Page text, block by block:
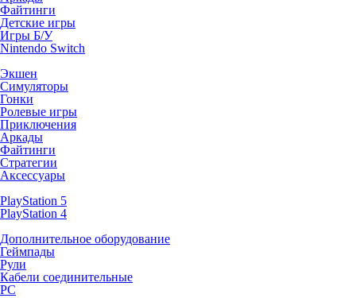
Файтинги
Детские игры
Игры Б/У
Nintendo Switch
Экшен
Симуляторы
Гонки
Ролевые игры
Приключения
Аркады
Файтинги
Стратегии
Аксессуары
PlayStation 5
PlayStation 4
Дополнительное оборудование
Геймпады
Рули
Кабели соединительные
PC